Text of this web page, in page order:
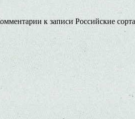
к записи Российские